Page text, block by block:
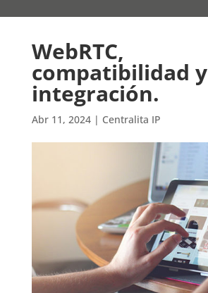
WebRTC,
compatibilidad y
integración.
Abr 11, 2024| Centralita IP